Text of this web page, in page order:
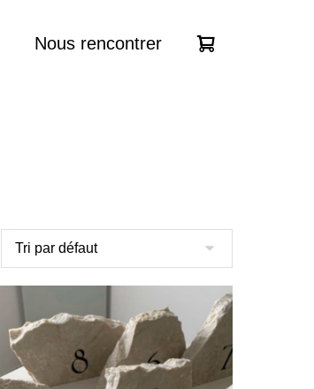
Nous rencontrer